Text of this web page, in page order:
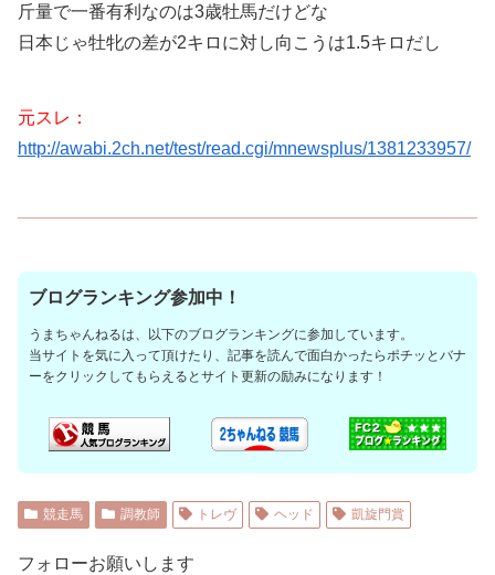
斤量で一番有利なのは3歳牡馬だけどな
日本じゃ牡牝の差が2キロに対し向こうは1.5キロだし
元スレ：
http://awabi.2ch.net/test/read.cgi/mnewsplus/1381233957/
ブログランキング参加中！
うまちゃんねるは、以下のブログランキングに参加しています。
当サイトを気に入って頂けたり、記事を読んで面白かったらポチッとバナ
ーをクリックしてもらえるとサイト更新の励みになります！
競走馬 調教師 トレヴ ヘッド 凱旋門賞
フォローお願いします